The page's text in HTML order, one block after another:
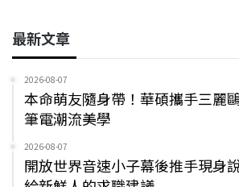
最新文章
2026-08-07
本命萌友隨身帶！華碩攜手三麗
筆電潮流美學
2026-08-07
開放世界音速小子幕後推手現身